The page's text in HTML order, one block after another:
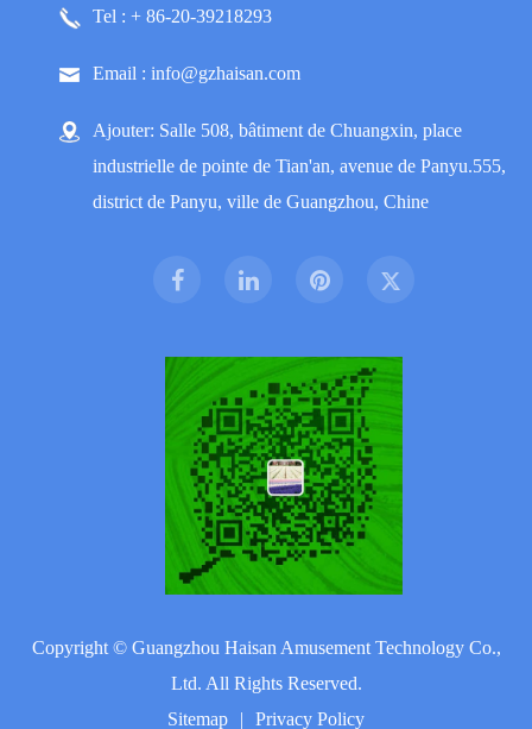
Tel : + 86-20-39218293
Email : info@gzhaisan.com
Ajouter: Salle 508, bâtiment de Chuangxin, place
industrielle de pointe de Tian'an, avenue de Panyu.555,
district de Panyu, ville de Guangzhou, Chine
Copyright © Guangzhou Haisan Amusement Technology Co.,
Ltd. All Rights Reserved.
Sitemap
| Privacy Policy